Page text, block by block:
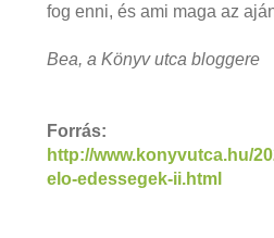
fog enni, és ami maga az
Bea, a Könyv utca bloggere
Forrás:
http://www.konyvutca.hu/
elo-edessegek-ii.html